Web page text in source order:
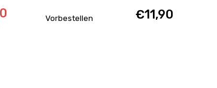
Vorbestellen €11,90